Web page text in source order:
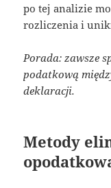
po tej analizie
rozliczenia i
Porada: zawsze
podatkową
deklaracji.
Metody